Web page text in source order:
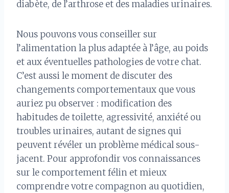
diabète, de l’arthrose et des maladies urinaires.
Nous pouvons vous conseiller sur
l’alimentation la plus adaptée à l’âge, au poids
et aux éventuelles pathologies de votre chat.
C’est aussi le moment de discuter des
changements comportementaux que vous
auriez pu observer : modification des
habitudes de toilette, agressivité, anxiété ou
troubles urinaires, autant de signes qui
peuvent révéler un problème médical sous-
jacent. Pour approfondir vos connaissances
sur le comportement félin et mieux
comprendre votre compagnon au quotidien,